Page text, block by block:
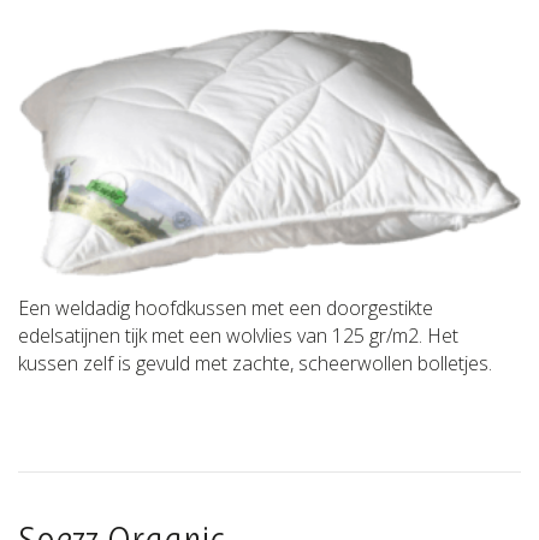
Een weldadig hoofdkussen met een doorgestikte
edelsatijnen tijk met een wolvlies van 125 gr/m2. Het
kussen zelf is gevuld met zachte, scheerwollen bolletjes.